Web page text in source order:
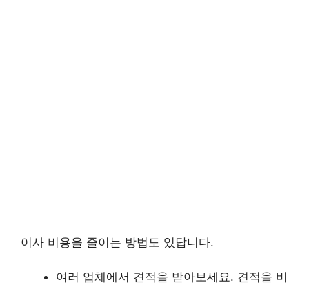
이사 비용을 줄이는 방법도 있답니다.
여러 업체에서 견적을 받아보세요. 견적을 비